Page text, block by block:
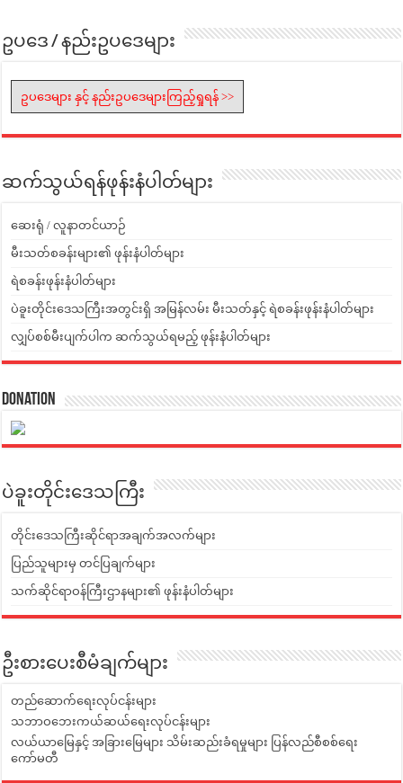
ဥပဒေ / နည်းဥပဒေများ
ဥပဒေများ နှင့် နည်းဥပဒေများကြည့်ရှုရန် >>
ဆက်သွယ်ရန်ဖုန်းနံပါတ်များ
ဆေးရုံ / လူနာတင်ယာဉ်
မီးသတ်စခန်းများ၏ ဖုန်းနံပါတ်များ
ရဲစခန်းဖုန်းနံပါတ်များ
ပဲခူးတိုင်းဒေသကြီးအတွင်းရှိ အမြန်လမ်း မီးသတ်နှင့် ရဲစခန်းဖုန်းနံပါတ်များ
လျှပ်စစ်မီးပျက်ပါက ဆက်သွယ်ရမည့် ဖုန်းနံပါတ်များ
Donation
ပဲခူးတိုင်းဒေသကြီး
တိုင်းဒေသကြီးဆိုင်ရာအချက်အလက်များ
ပြည်သူများမှ တင်ပြချက်များ
သက်ဆိုင်ရာဝန်ကြီးဌာနများ၏ ဖုန်းနံပါတ်များ
ဦးစားပေးစီမံချက်များ
တည်ဆောက်ရေးလုပ်ငန်းများ
သဘာဝဘေးကယ်ဆယ်ရေးလုပ်ငန်းများ
လယ်ယာမြေနှင့် အခြားမြေများ သိမ်းဆည်းခံရမှုများ ပြန်လည်စီစစ်ရေး
ကော်မတီ